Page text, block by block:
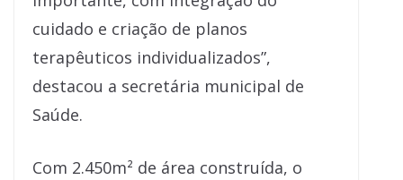
cuidado e criação de planos
terapêuticos individualizados”,
destacou a secretária municipal de
Saúde.
Com 2.450m² de área construída, o